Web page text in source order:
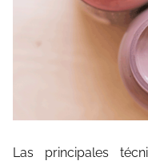
Las principales